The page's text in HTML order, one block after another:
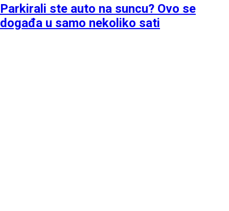
Parkirali ste auto na suncu? Ovo se
događa u samo nekoliko sati